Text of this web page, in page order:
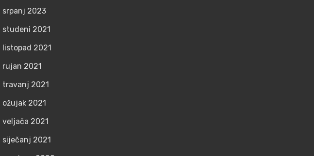
srpanj 2023
studeni 2021
listopad 2021
rujan 2021
travanj 2021
ožujak 2021
veljača 2021
siječanj 2021